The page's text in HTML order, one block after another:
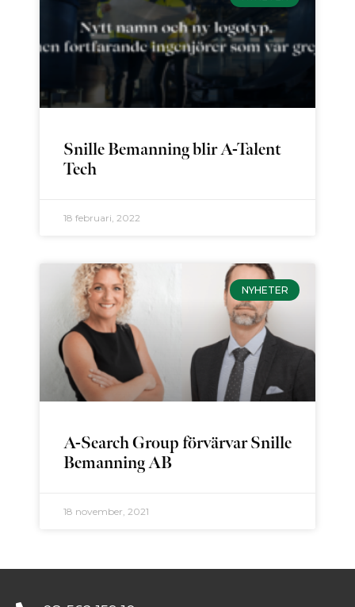
Snille Bemanning blir A-Talent
Tech
18 februari, 2022
NYHETER
A-Search Group förvärvar Snille
Bemanning AB
18 november, 2021